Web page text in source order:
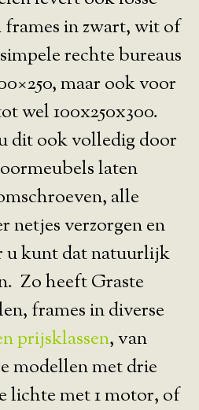
frames in zwart, wit of
rechte bureaus
maar ook voor
wel 100x250x300.
dit ook volledig door
laten
alle
netjes verzorgen en
u kunt dat natuurlijk
Zo heeft Graste
frames in diverse
prijsklassen, van
modellen met drie
lichte met 1 motor, of